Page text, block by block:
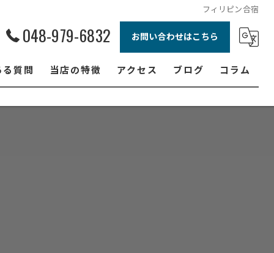
フィリピン合宿
048-979-6832 お問い合わせはこちら
質問 当店の特徴
ボクシング
アクセス ブログ コラム